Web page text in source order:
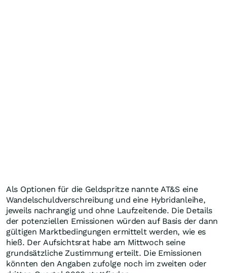
Als Optionen für die Geldspritze nannte AT&S eine
Wandelschuldverschreibung und eine Hybridanleihe,
jeweils nachrangig und ohne Laufzeitende. Die Details
der potenziellen Emissionen würden auf Basis der dann
gültigen Marktbedingungen ermittelt werden, wie es
hieß. Der Aufsichtsrat habe am Mittwoch seine
grundsätzliche Zustimmung erteilt. Die Emissionen
könnten den Angaben zufolge noch im zweiten oder